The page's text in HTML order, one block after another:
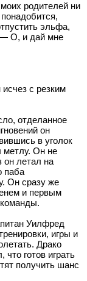
родителей ни
эльфа,
— О, и дай мне
с резким
отделанное
он
в уголок
метлу. Он не
он летал на
паба
Он сразу же
и первым
Уилфред
игры и
Драко
готов играть
получить шанс